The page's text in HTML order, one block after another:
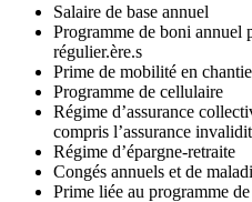
Salaire de base annuel
Programme de boni annuel
régulier.ère.s
Prime de mobilité en
Programme de cellulaire
Régime d’assurance
compris l’assurance
Régime d’épargne-retraite
Congés annuels et de
Prime liée au programme